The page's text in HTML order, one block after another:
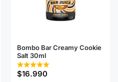
Bombo Bar Creamy Cookie
Salt 30ml
$16.990